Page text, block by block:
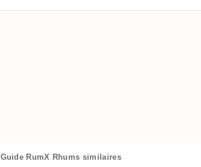
Guide RumX Rhums similaires